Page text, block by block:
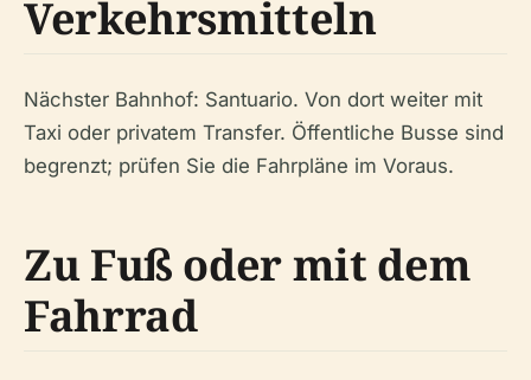
Verkehrsmitteln
Nächster Bahnhof: Santuario. Von dort weiter mit
Taxi oder privatem Transfer. Öffentliche Busse sind
begrenzt; prüfen Sie die Fahrpläne im Voraus.
Zu Fuß oder mit dem
Fahrrad